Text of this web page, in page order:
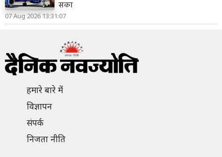
सका
07 Aug 2026 13:31:07
हमारे बारे में
विज्ञापन
संपर्क
निजता नीति